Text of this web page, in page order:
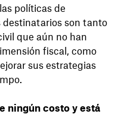
políticas de
son tanto
que aún no han
fiscal, como
sus estrategias
ningún costo y está